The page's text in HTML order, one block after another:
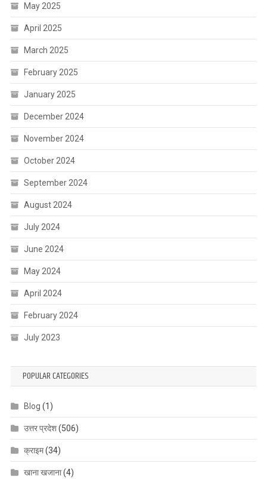
May 2025
April 2025
March 2025
February 2025
January 2025
December 2024
November 2024
October 2024
September 2024
August 2024
July 2024
June 2024
May 2024
April 2024
February 2024
July 2023
POPULAR CATEGORIES
Blog (1)
उत्तर प्रदेश(506)
क्राइम(34)
खाना खजाना(4)